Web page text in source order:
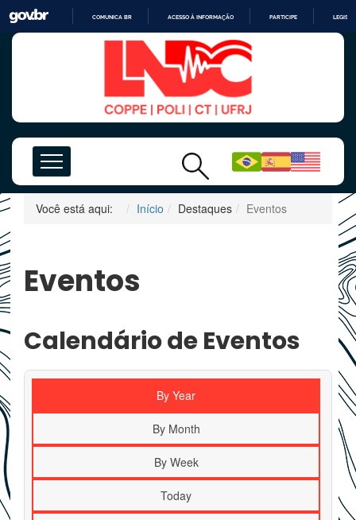
IR
PARA
O
CONTEÚDO
COMUNICA BR ACESSO À INFORMAÇÃO PARTICIPE
Você está aqui: Início Destaques Eventos
Eventos
Calendário de Eventos
By Year
By Month
By Week
Today